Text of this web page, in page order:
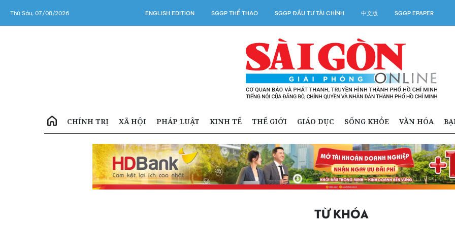
Thứ Sáu, 07/08/2026 ENGLISH EDITION SGGP THỂ THAO SGGP ĐẦU TƯ TÀI CHÍNH 中文版 SGGP EPAPER
CHÍNH TRỊ XÃ HỘI PHÁP LUẬT KINH TẾ THẾ GIỚI GIÁO DỤC SỐNG KHỎE VĂN HÓA
TỪ KHÓA